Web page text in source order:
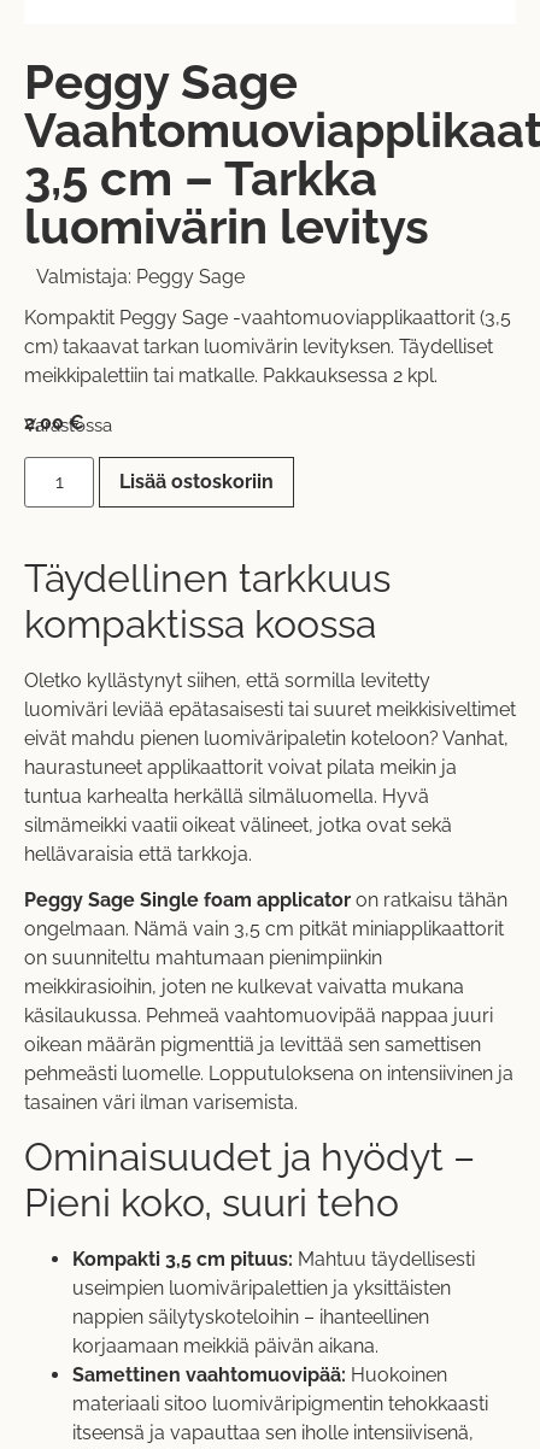
Peggy Sage
3,5 cm – Tarkka
luomivärin levitys
Valmistaja: Peggy Sage
Kompaktit Peggy Sage -vaahtomuoviapplikaattorit (3,5
cm) takaavat tarkan luomivärin levityksen. Täydelliset
meikkipalettiin tai matkalle. Pakkauksessa 2 kpl.
2,00€
Varastossa
Lisää ostoskoriin
Täydellinen tarkkuus
kompaktissa koossa
Oletko kyllästynyt siihen, että sormilla levitetty
luomiväri leviää epätasaisesti tai suuret meikkisiveltimet
eivät mahdu pienen luomiväripaletin koteloon? Vanhat,
haurastuneet applikaattorit voivat pilata meikin ja
tuntua karhealta herkällä silmäluomella. Hyvä
silmämeikki vaatii oikeat välineet, jotka ovat sekä
hellävaraisia että tarkkoja.
Peggy Sage Single foam applicator on ratkaisu tähän
ongelmaan. Nämä vain 3,5 cm pitkät miniapplikaattorit
on suunniteltu mahtumaan pienimpiinkin
meikkirasioihin, joten ne kulkevat vaivatta mukana
käsilaukussa. Pehmeä vaahtomuovipää nappaa juuri
oikean määrän pigmenttiä ja levittää sen samettisen
pehmeästi luomelle. Lopputuloksena on intensiivinen ja
tasainen väri ilman varisemista.
Ominaisuudet ja hyödyt –
Pieni koko, suuri teho
Kompakti 3,5 cm pituus: Mahtuu täydellisesti
useimpien luomiväripalettien ja yksittäisten
nappien säilytyskoteloihin – ihanteellinen
korjaamaan meikkiä päivän aikana.
Samettinen vaahtomuovipää: Huokoinen
materiaali sitoo luomiväripigmentin tehokkaasti
itseensä ja vapauttaa sen iholle intensiivisenä,